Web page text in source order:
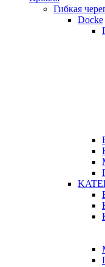
Гибкая
Docke